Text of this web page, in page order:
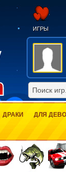
ИГРЫ
ДРАКИ ДЛЯ